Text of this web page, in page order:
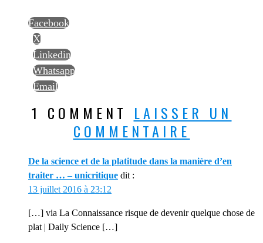
Facebook
X
Linkedin
Whatsapp
Email
1 COMMENT LAISSER UN
COMMENTAIRE
De la science et de la platitude dans la manière d’en
traiter … – unicritique dit :
13 juillet 2016 à 23:12
[…] via La Connaissance risque de devenir quelque chose de
plat | Daily Science […]